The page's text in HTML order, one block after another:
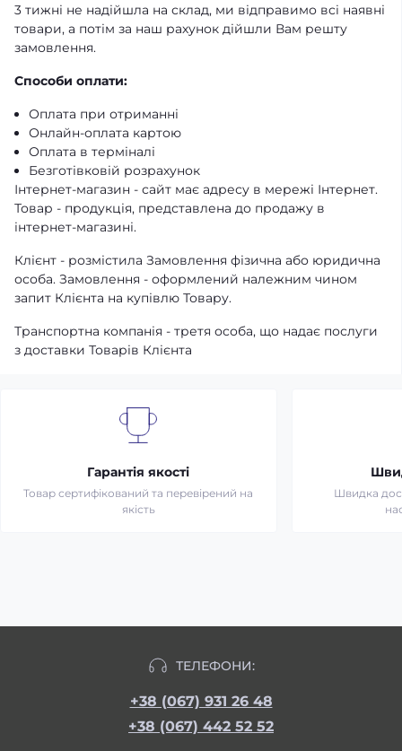
3 тижні не надійшла на склад, ми відправимо всі наявні
товари, а потім за наш рахунок дійшли Вам решту
замовлення.
Способи оплати:
Оплата при отриманні
Онлайн-оплата картою
Оплата в терміналі
Безготівковій розрахунок
Інтернет-магазин - сайт має адресу в мережі Інтернет.
Товар - продукція, представлена ​​до продажу в
інтернет-магазині.
Клієнт - розмістила Замовлення фізична або юридична
особа. Замовлення - оформлений належним чином
запит Клієнта на купівлю Товару.
Транспортна компанія - третя особа, що надає послуги
з доставки Товарів Клієнта
Гарантія якості
Товар сертифікований та перевірений на
якість
Швидка
ТЕЛЕФОНИ:
+38 (067) 931 26 48
+38 (067) 442 52 52